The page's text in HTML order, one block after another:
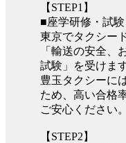
【STEP1】
■座学研修・試験
東京でタクシー
「輸送の安全、
試験」を受けます
豊玉タクシーに
ため、高い合格
ご安心ください。
【STEP2】